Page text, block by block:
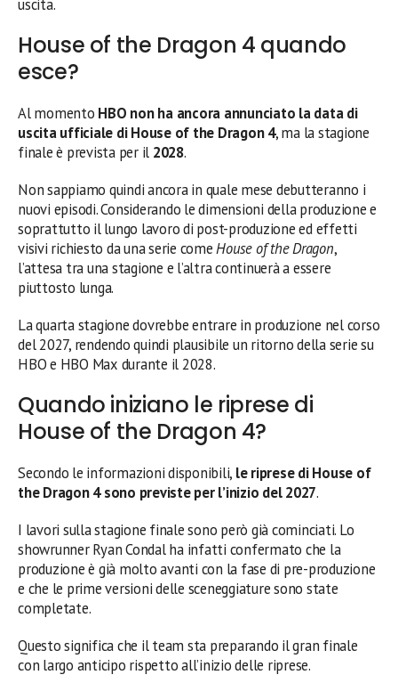
uscita.
House of the Dragon 4 quando
esce?
Al momento HBO non ha ancora annunciato la data di
uscita ufficiale di House of the Dragon 4, ma la stagione
finale è prevista per il 2028.
Non sappiamo quindi ancora in quale mese debutteranno i
nuovi episodi. Considerando le dimensioni della produzione e
soprattutto il lungo lavoro di post-produzione ed effetti
visivi richiesto da una serie comeHouse of the Dragon,
l’attesa tra una stagione e l’altra continuerà a essere
piuttosto lunga.
La quarta stagione dovrebbe entrare in produzione nel corso
del 2027, rendendo quindi plausibile un ritorno della serie su
HBO e HBO Max durante il 2028.
Quando iniziano le riprese di
House of the Dragon 4?
Secondo le informazioni disponibili, le riprese di House of
the Dragon 4 sono previste per l’inizio del 2027.
I lavori sulla stagione finale sono però già cominciati. Lo
showrunner Ryan Condal ha infatti confermato che la
produzione è già molto avanti con la fase di pre-produzione
e che le prime versioni delle sceneggiature sono state
completate.
Questo significa che il team sta preparando il gran finale
con largo anticipo rispetto all’inizio delle riprese.